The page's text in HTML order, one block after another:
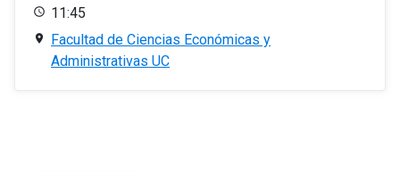
11:45
Facultad de Ciencias Económicas y
Administrativas UC